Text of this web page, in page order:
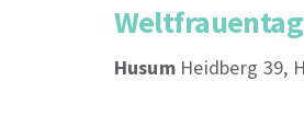
Husum Heidberg 39,